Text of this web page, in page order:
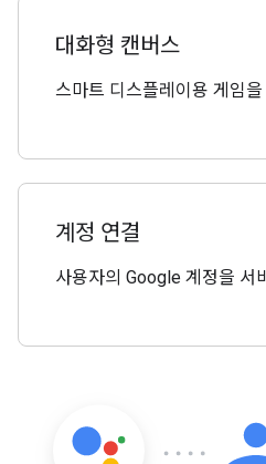
대화형 캔버스
스마트 디스플레이용 게임을
계정 연결
사용자의 Google 계정을 서